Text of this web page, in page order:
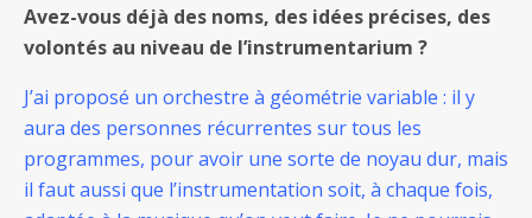
Avez-vous déjà des noms, des idées précises, des
volontés au niveau de l’instrumentarium ?
J’ai proposé un orchestre à géométrie variable : il y
aura des personnes récurrentes sur tous les
programmes, pour avoir une sorte de noyau dur, mais
il faut aussi que l’instrumentation soit, à chaque fois,